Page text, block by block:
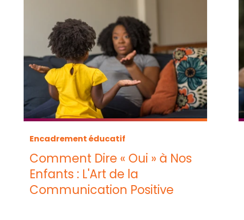
Encadrement éducatif
Comment Dire « Oui » à Nos
Enfants : L'Art de la
Communication Positive